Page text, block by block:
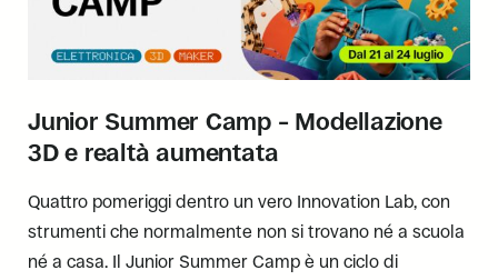
Junior Summer Camp – Modellazione
3D e realtà aumentata
Quattro pomeriggi dentro un vero Innovation Lab, con
strumenti che normalmente non si trovano né a scuola
né a casa. Il Junior Summer Camp è un ciclo di